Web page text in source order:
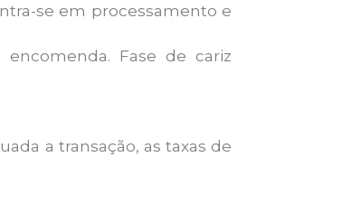
se em processamento e
Fase de cariz
a transação, as taxas de